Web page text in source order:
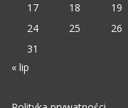
17
18 19
24
25 26
31
« lip